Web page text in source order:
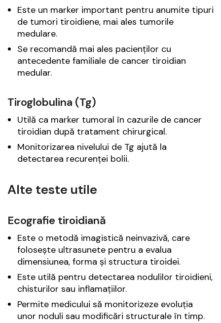
Este un marker important pentru anumite tipuri
de tumori tiroidiene, mai ales tumorile
medulare.
Se recomandă mai ales pacienților cu
antecedente familiale de cancer tiroidian
medular.
Tiroglobulina (Tg)
Utilă ca marker tumoral în cazurile de cancer
tiroidian după tratament chirurgical.
Monitorizarea nivelului de Tg ajută la
detectarea recurenței bolii.
Alte teste utile
Ecografie tiroidiană
Este o metodă imagistică neinvazivă, care
folosește ultrasunete pentru a evalua
dimensiunea, forma și structura tiroidei.
Este utilă pentru detectarea nodulilor tiroidieni,
chisturilor sau inflamațiilor.
Permite medicului să monitorizeze evoluția
unor noduli sau modificări structurale în timp.